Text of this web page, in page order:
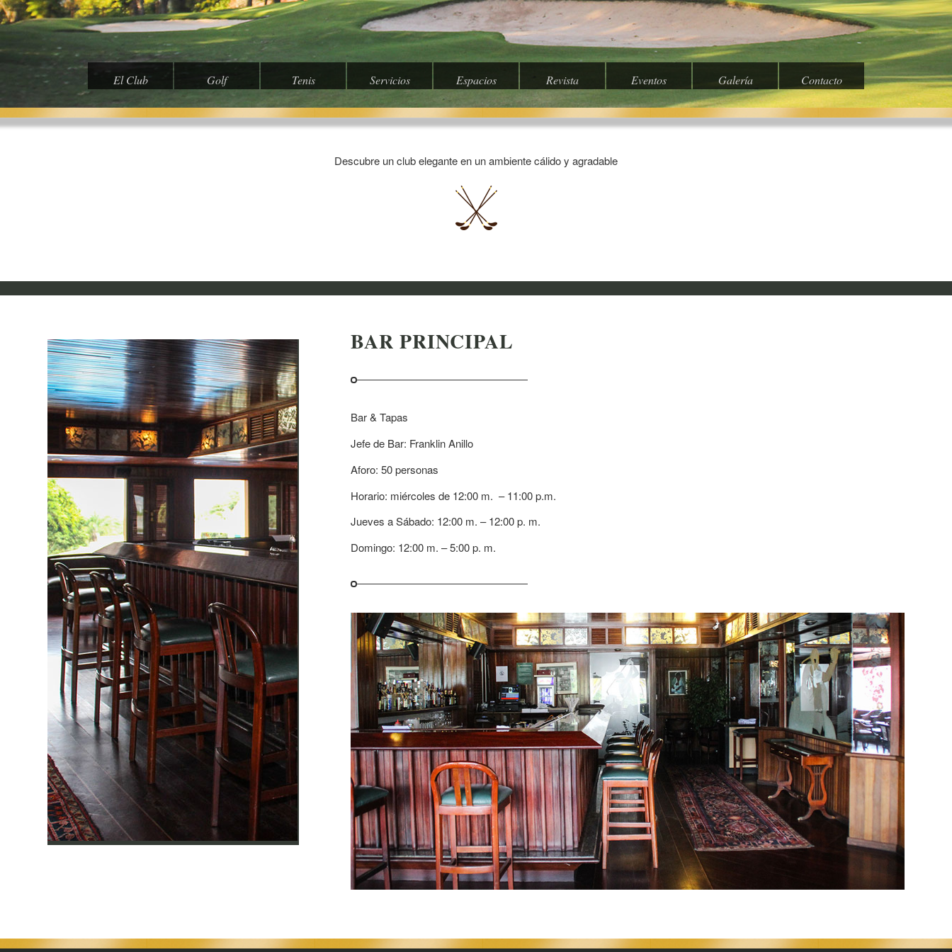
El Club Golf Tenis Servicios Espacios Revista Eventos Galería Contacto
Descubre un club elegante en un ambiente cálido y agradable
BAR PRINCIPAL
Bar & Tapas
Jefe de Bar: Franklin Anillo
Aforo: 50 personas
Horario: miércoles de 12:00 m. – 11:00 p.m.
Jueves a Sábado: 12:00 m. – 12:00 p. m.
Domingo: 12:00 m. – 5:00 p. m.